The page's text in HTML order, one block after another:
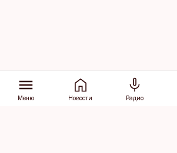
Меню Новости Радио